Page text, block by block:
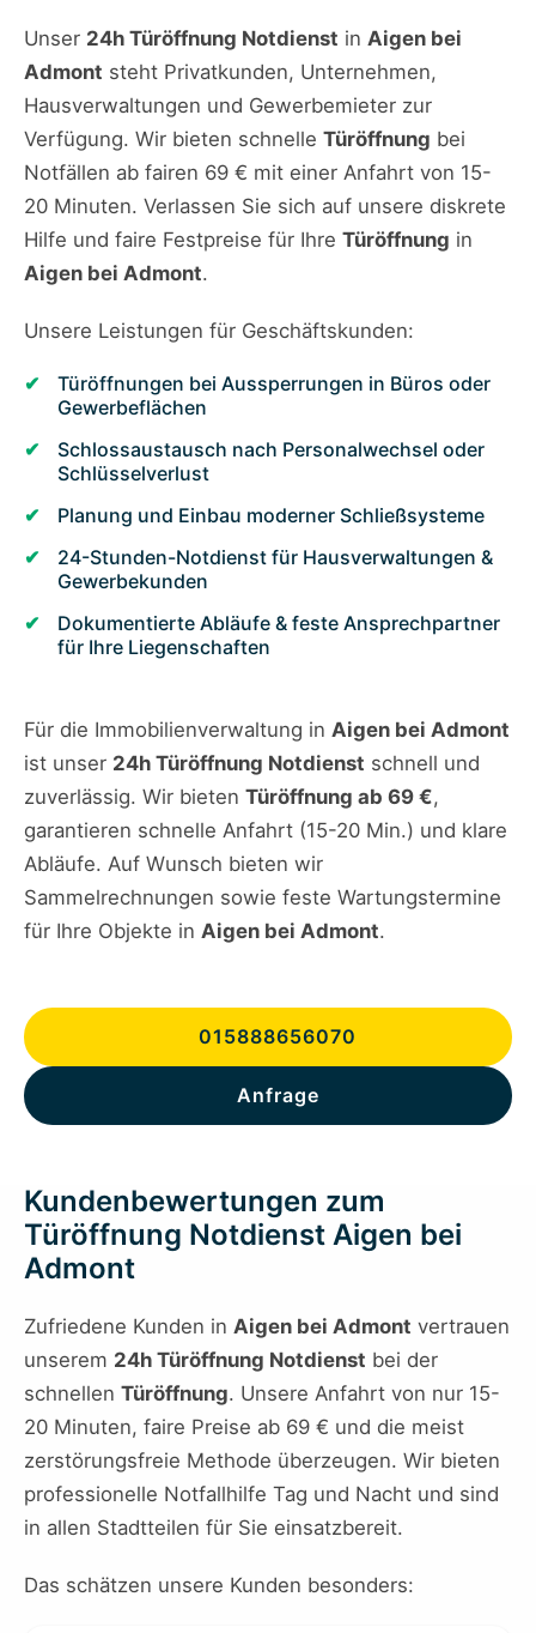
Unser 24h Türöffnung Notdienst in Aigen bei
Admont steht Privatkunden, Unternehmen,
Hausverwaltungen und Gewerbemieter zur
Verfügung. Wir bieten schnelle Türöffnung bei
Notfällen ab fairen 69 € mit einer Anfahrt von 15-
20 Minuten. Verlassen Sie sich auf unsere diskrete
Hilfe und faire Festpreise für Ihre Türöffnung in
Aigen bei Admont.
Unsere Leistungen für Geschäftskunden:
Türöffnungen bei Aussperrungen in Büros oder
Gewerbeflächen
Schlossaustausch nach Personalwechsel oder
Schlüsselverlust
Planung und Einbau moderner Schließsysteme
24-Stunden-Notdienst für Hausverwaltungen &
Gewerbekunden
Dokumentierte Abläufe & feste Ansprechpartner
für Ihre Liegenschaften
Für die Immobilienverwaltung in Aigen bei Admont
ist unser 24h Türöffnung Notdienst schnell und
zuverlässig. Wir bieten Türöffnung ab 69 €,
garantieren schnelle Anfahrt (15-20 Min.) und klare
Abläufe. Auf Wunsch bieten wir
Sammelrechnungen sowie feste Wartungstermine
für Ihre Objekte in Aigen bei Admont.
015888656070
Anfrage
Kundenbewertungen zum
Türöffnung Notdienst Aigen bei
Admont
Zufriedene Kunden in Aigen bei Admont vertrauen
unserem 24h Türöffnung Notdienst bei der
schnellen Türöffnung. Unsere Anfahrt von nur 15-
20 Minuten, faire Preise ab 69 € und die meist
zerstörungsfreie Methode überzeugen. Wir bieten
professionelle Notfallhilfe Tag und Nacht und sind
in allen Stadtteilen für Sie einsatzbereit.
Das schätzen unsere Kunden besonders: